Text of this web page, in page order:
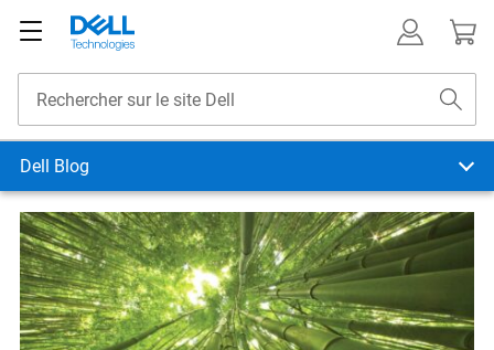
Dell Blog